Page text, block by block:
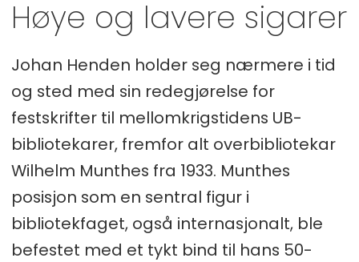
Høye og lavere sigarer
Johan Henden holder seg nærmere i tid
og sted med sin redegjørelse for
festskrifter til mellomkrigstidens UB-
bibliotekarer, fremfor alt overbibliotekar
Wilhelm Munthes fra 1933. Munthes
posisjon som en sentral figur i
bibliotekfaget, også internasjonalt, ble
befestet med et tykt bind til hans 50-